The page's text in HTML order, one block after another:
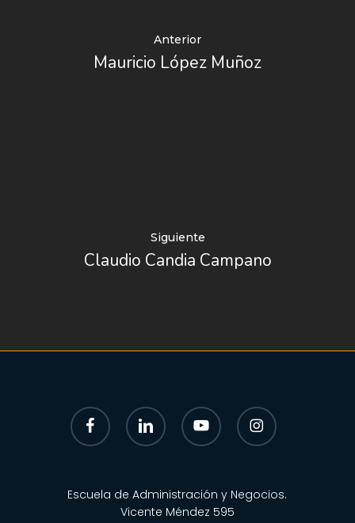
Anterior
Mauricio López Muñoz
Siguiente
Claudio Candia Campano
facebook linkedin youtube instagram
Escuela de Administración y Negocios.
Vicente Méndez 595